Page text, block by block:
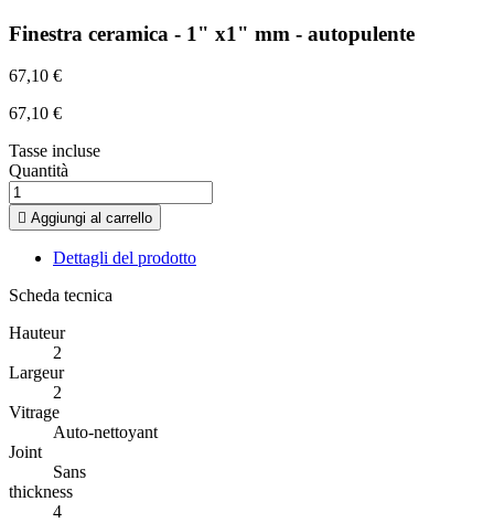
Finestra ceramica - 1" x1" mm - autopulente
67,10 €
67,10 €
Tasse incluse
Quantità
 Aggiungi al carrello
Dettagli del prodotto
Scheda tecnica
Hauteur
2
Largeur
2
Vitrage
Auto-nettoyant
Joint
Sans
thickness
4